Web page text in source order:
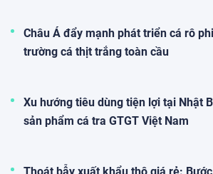
Châu Á đẩy mạnh phát triển cá rô
trường cá thịt trắng toàn cầu
Xu hướng tiêu dùng tiện lợi tại Nhật
sản phẩm cá tra GTGT Việt Nam